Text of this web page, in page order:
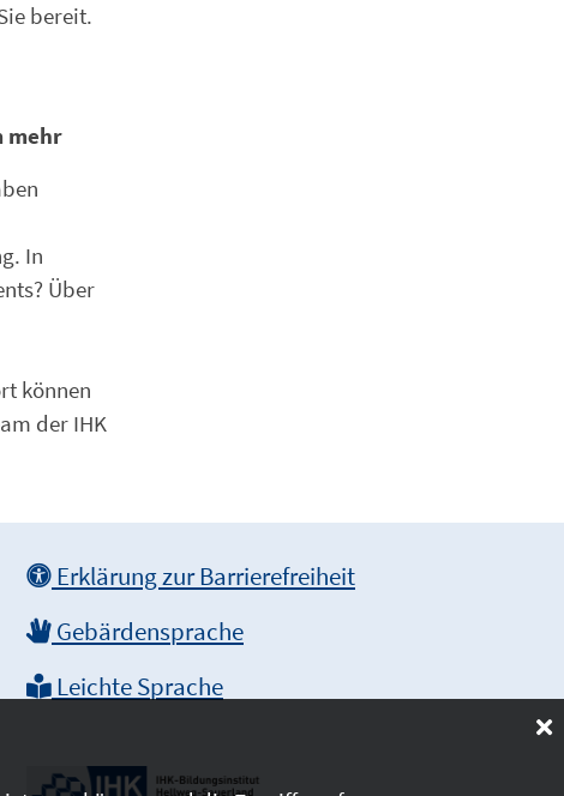
bereit.
mehr
In
Über
können
der IHK
Erklärung zur Barrierefreiheit
Gebärdensprache
Leichte Sprache